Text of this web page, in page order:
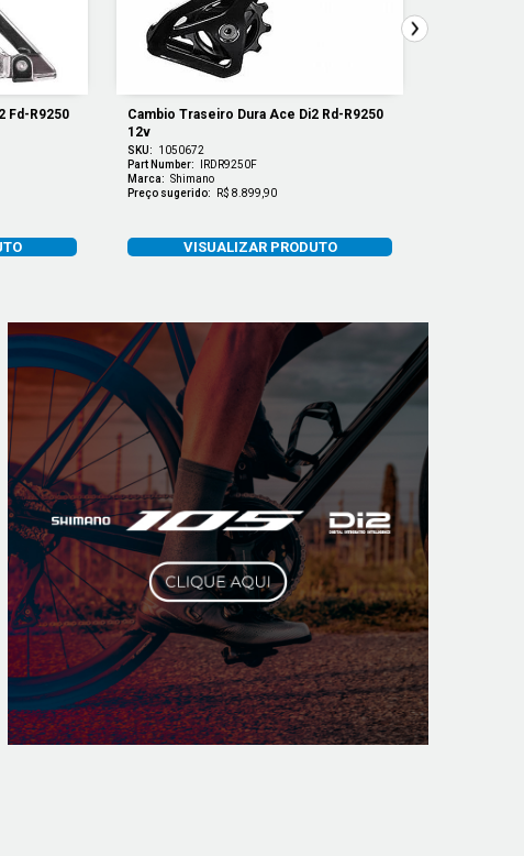
Fd-R9250
Cambio Traseiro Dura Ace Di2 Rd-R9250
12v
SKU:
1050672
Part Number:
IRDR9250F
Marca: Shimano
Preço sugerido:
R$ 8.899,90